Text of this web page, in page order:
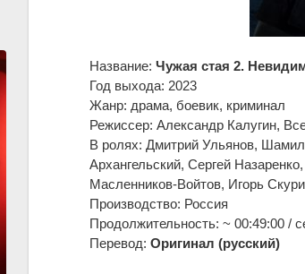
Название: Чужая стая 2.
Год выхода: 2023
Жанр: драма, боевик, криминал
Режиссер: Александр Калугин,
В ролях: Дмитрий Ульянов,
Архангельский, Сергей
Масленников-Войтов, Игорь
Производство: Россия
Продолжительность: ~ 00:49:00 /
Перевод: Оригинал (русский)